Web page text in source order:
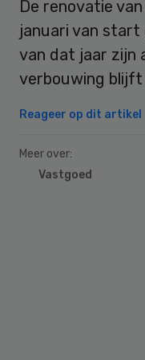
De renovatie
januari van start
van dat jaar zijn
verbouwing blijft
Reageer op dit artikel
Meer over:
Vastgoed